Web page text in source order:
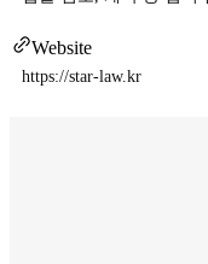
Website
https://star-law.kr